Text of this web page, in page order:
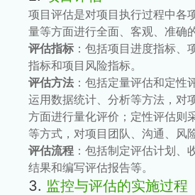
项目评估是对项目执行过程中各
量等方面进行全面、客观、准确
评估指标 ：包括项目进度指标、
指标和项目风险指标。
评估方法 ：包括定量评估和定性
运用数据统计、分析等方法，对
方面进行量化评价；定性评估则
等方式，对项目团队、沟通、风
评估流程 ：包括制定评估计划、
结果和编写评估报告等。
3. 监控与评估的实施过程